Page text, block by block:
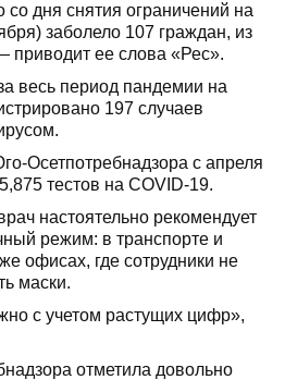
со дня снятия ограничений на
заболело 107 граждан, из
приводит ее слова «Рес».
весь период пандемии на
197 случаев
Осетпотребнадзора с апреля
тестов на COVID-19.
настоятельно рекомендует
режим: в транспорте и
офисах, где сотрудники не
маски.
с учетом растущих цифр»,
отметила довольно